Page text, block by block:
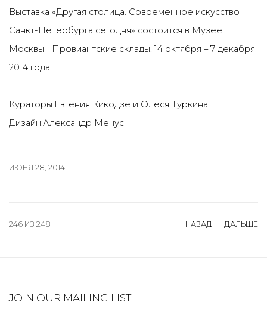
Выставка «Другая столица. Современное искусство
Санкт-Петербурга сегодня» состоится в Музее
Москвы | Провиантские склады, 14 октября – 7 декабря
2014 года
Кураторы:Евгения Кикодзе и Олеся Туркина
Дизайн:Александр Менус
ИЮНЯ 28, 2014
НАЗАД ДАЛЬШЕ
246 ИЗ 248
JOIN OUR MAILING LIST